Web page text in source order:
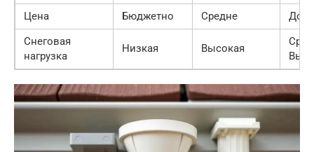
Цена Бюджетно Средне
Снеговая
нагрузка
Низкая Высокая